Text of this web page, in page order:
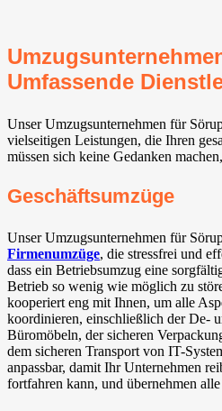
Umfassende
Unser Umzugsunternehmen für
vielseitigen Leistungen, die Ihren
müssen sich keine Gedanken
Geschäftsumzüge
Unser Umzugsunternehmen für
Firmenumzüge, die stressfrei und
dass ein Betriebsumzug eine
Betrieb so wenig wie möglich zu
kooperiert eng mit Ihnen, um alle
koordinieren, einschließlich der De-
Büromöbeln, der sicheren
dem sicheren Transport von IT-
anpassbar, damit Ihr Unternehmen
fortfahren kann, und übernehmen